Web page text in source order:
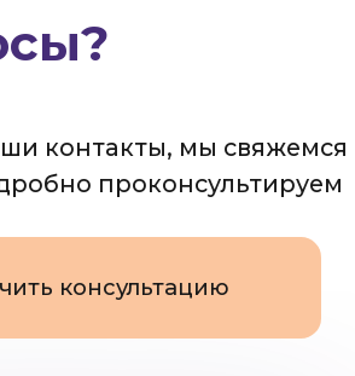
Вакансии
всей России